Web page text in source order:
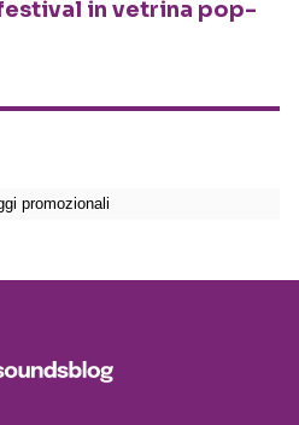
in vetrina pop-